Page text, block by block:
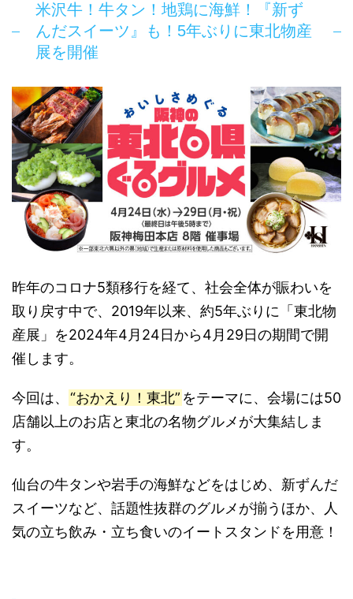
米沢牛！牛タン！地鶏に海鮮！『新ず
んだスイーツ』も！5年ぶりに東北物産
展を開催
昨年のコロナ5類移行を経て、社会全体が賑わいを
取り戻す中で、2019年以来、約5年ぶりに「東北物
産展」を2024年4月24日から4月29日の期間で開
催します。
今回は、 “おかえり！東北” をテーマに、会場には50
店舗以上のお店と東北の名物グルメが大集結しま
す。
仙台の牛タンや岩手の海鮮などをはじめ、新ずんだ
スイーツなど、話題性抜群のグルメが揃うほか、人
気の立ち飲み・立ち食いのイートスタンドを用意！